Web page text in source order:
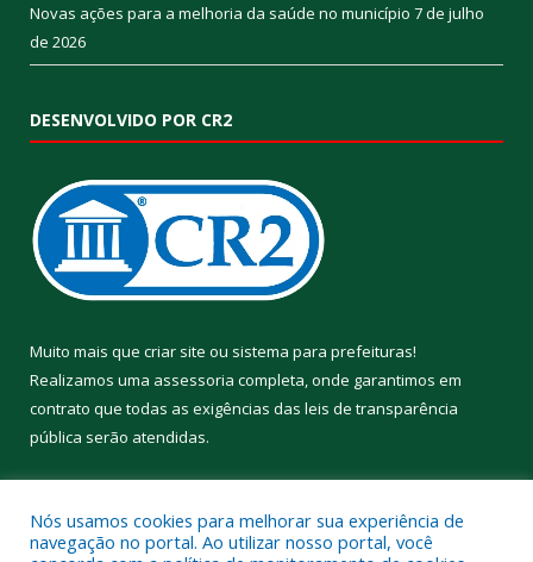
Novas ações para a melhoria da saúde no município 7 de julho
de 2026
DESENVOLVIDO POR CR2
Muito mais que criar site ou sistema para prefeituras!
Realizamos uma assessoria completa, onde garantimos em
contrato que todas as exigências das leis de transparência
pública serão atendidas.
Nós usamos cookies para melhorar sua experiência de
navegação no portal. Ao utilizar nosso portal, você